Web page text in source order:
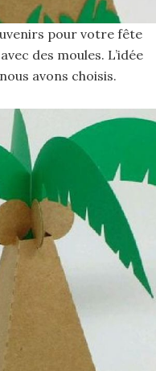
pour votre fête
des moules. L’idée
avons choisis.